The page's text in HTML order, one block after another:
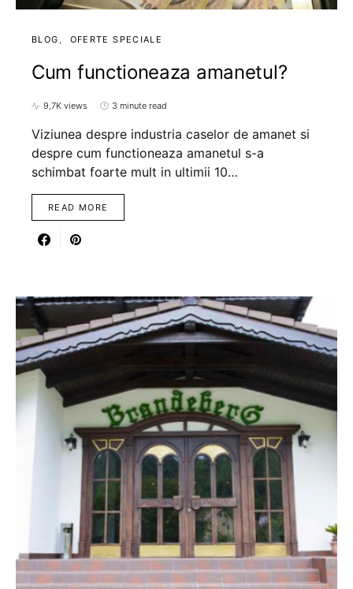
BLOG OFERTE SPECIALE
Cum functioneaza amanetul?
9,7K views 3 minute read
Viziunea despre industria caselor de amanet si
despre cum functioneaza amanetul s-a
schimbat foarte mult in ultimii 10…
READ MORE